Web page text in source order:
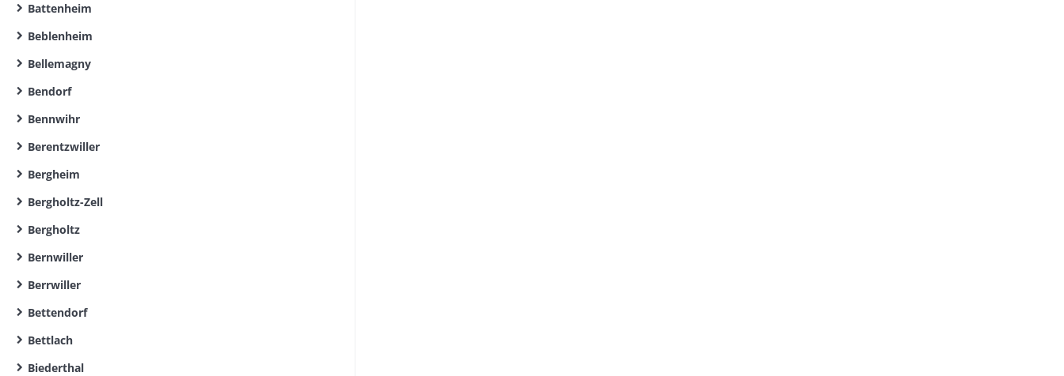
Battenheim
Beblenheim
Bellemagny
Bendorf
Bennwihr
Berentzwiller
Bergheim
Bergholtz-Zell
Bergholtz
Bernwiller
Berrwiller
Bettendorf
Bettlach
Biederthal